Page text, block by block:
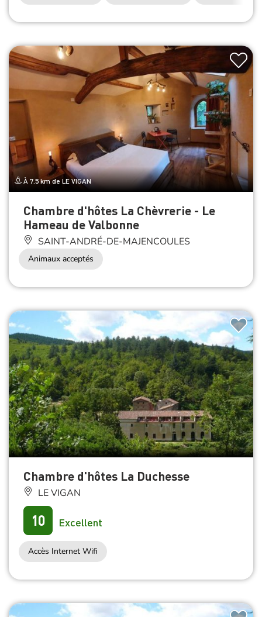
À 7.5 km de LE VIGAN
Chambre d'hôtes La Chèvrerie - Le
Hameau de Valbonne
SAINT-ANDRÉ-DE-MAJENCOULES
Animaux acceptés
Chambre d'hôtes La Duchesse
LE VIGAN
10 Excellent
Accès Internet Wifi